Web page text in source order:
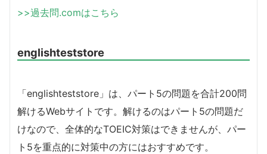
>>過去問.comはこちら
englishteststore
「englishteststore」は、パート5の問題を合計200問
解けるWebサイトです。解けるのはパート5の問題だ
けなので、全体的なTOEIC対策はできませんが、パー
ト5を重点的に対策中の方にはおすすめです。